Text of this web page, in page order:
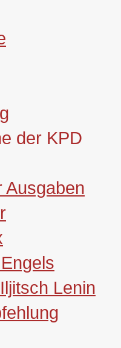
der KPD
Ausgaben
Lenin